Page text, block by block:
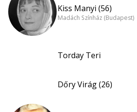
Kiss Manyi (56)
Madách Színház (Budapest)
Torday Teri
Dőry Virág (26)